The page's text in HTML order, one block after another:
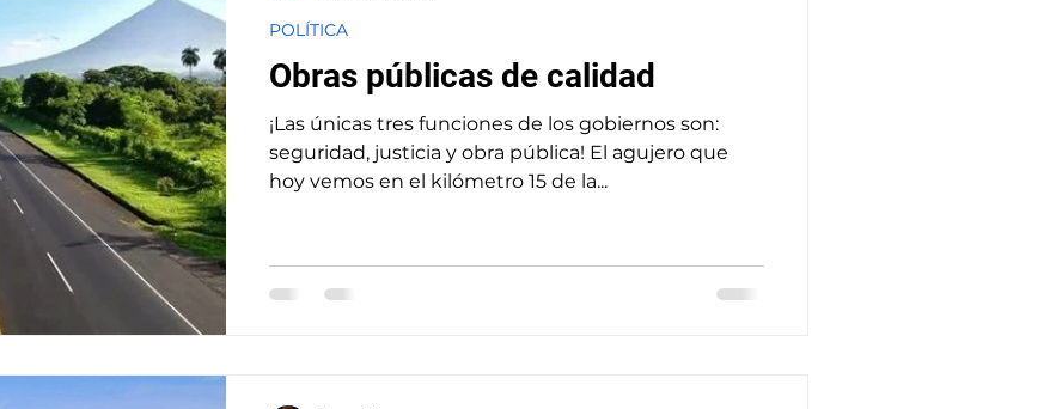
Obras públicas de calidad
¡Las únicas tres funciones de los gobiernos son:
seguridad, justicia y obra pública! El agujero que
hoy vemos en el kilómetro 15 de la...
POLÍTICA